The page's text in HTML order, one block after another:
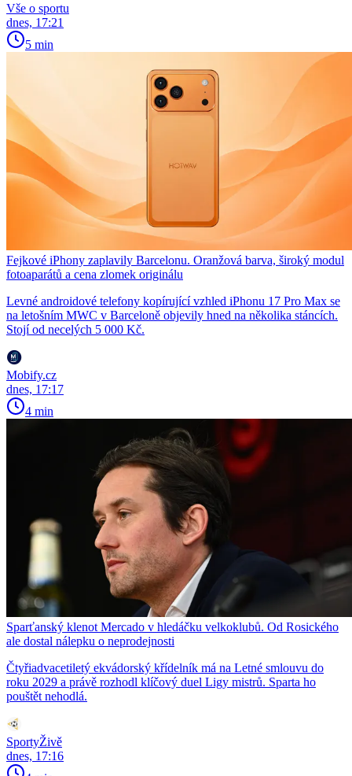
Vše o sportu
dnes, 17:21
5 min
Fejkové iPhony zaplavily Barcelonu. Oranžová barva, široký modul
fotoaparátů a cena zlomek originálu
Levné androidové telefony kopírující vzhled iPhonu 17 Pro Max se
na letošním MWC v Barceloně objevily hned na několika stáncích.
Stojí od necelých 5 000 Kč.
Mobify.cz
dnes, 17:17
4 min
Sparťanský klenot Mercado v hledáčku velkoklubů. Od Rosického
ale dostal nálepku o neprodejnosti
Čtyřiadvacetiletý ekvádorský křídelník má na Letné smlouvu do
roku 2029 a právě rozhodl klíčový duel Ligy mistrů. Sparta ho
pouštět nehodlá.
SportyŽivě
dnes, 17:16